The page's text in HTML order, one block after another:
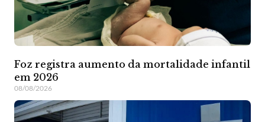
Foz registra aumento da mortalidade infantil
em 2026
08/08/2026